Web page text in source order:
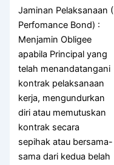
Jaminan Pelaksanaan (
Perfomance Bond) :
Menjamin Obligee
apabila Principal yang
telah menandatangani
kontrak pelaksanaan
kerja, mengundurkan
diri atau memutuskan
kontrak secara
sepihak atau bersama-
sama dari kedua belah